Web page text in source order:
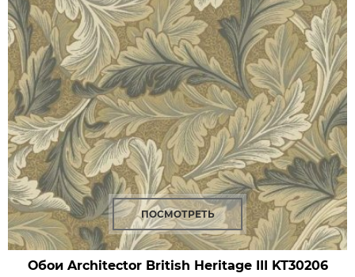
ПОСМОТРЕТЬ
Обои Architector British Heritage III KT30206